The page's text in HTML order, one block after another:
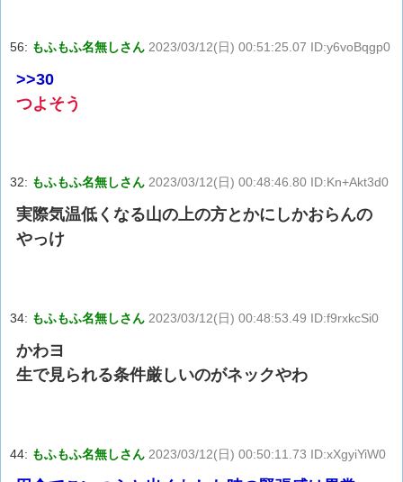
56: もふもふ名無しさん 2023/03/12(日) 00:51:25.07 ID:y6voBqgp0
>>30
つよそう
32: もふもふ名無しさん 2023/03/12(日) 00:48:46.80 ID:Kn+Akt3d0
実際気温低くなる山の上の方とかにしかおらんの
やっけ
34: もふもふ名無しさん 2023/03/12(日) 00:48:53.49 ID:f9rxkcSi0
かわヨ
生で見られる条件厳しいのがネックやわ
44: もふもふ名無しさん 2023/03/12(日) 00:50:11.73 ID:xXgyiYiW0